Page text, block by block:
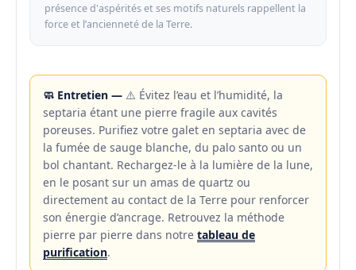
présence d'aspérités et ses motifs naturels rappellent la
force et l’ancienneté de la Terre.
🧼 Entretien — ⚠️ Évitez l’eau et l’humidité, la
septaria étant une pierre fragile aux cavités
poreuses. Purifiez votre galet en septaria avec de
la fumée de sauge blanche, du palo santo ou un
bol chantant. Rechargez-le à la lumière de la lune,
en le posant sur un amas de quartz ou
directement au contact de la Terre pour renforcer
son énergie d’ancrage. Retrouvez la méthode
pierre par pierre dans notre tableau de
purification.